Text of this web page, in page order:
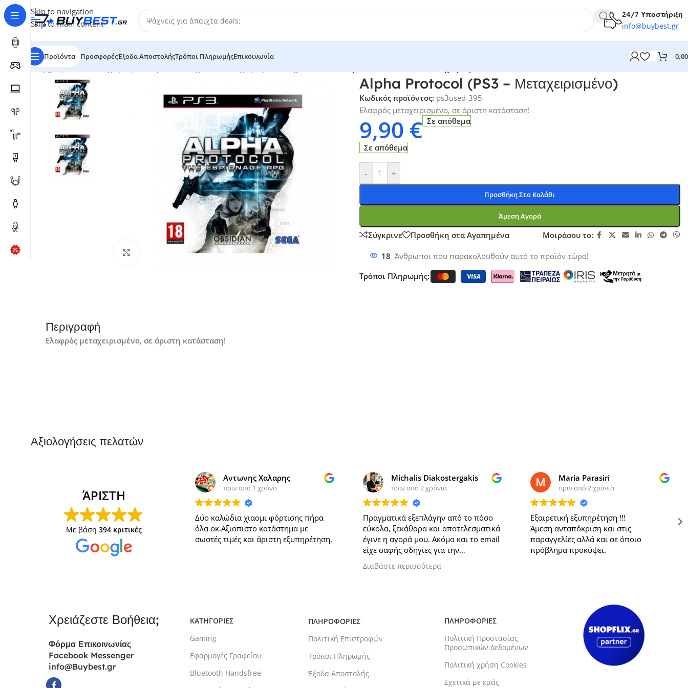
Skip to navigation
Skip to main content
24/7 Υποστήριξη
info@buybest.gr
Προϊόντα ΠροσφορέςΈξοδα ΑποστολήςΤρόποι ΠληρωμήςΕπικοινωνία
Αρχική σελίδα
Click to enlarge
Alpha Protocol (PS3 – Μεταχειρισμένο)
Κωδικός προϊόντος: ps3used-395
Ελαφρός μεταχειρισμένο, σε άριστη κατάσταση!
9,90 € Σε απόθεμα
Σε απόθεμα
- +
Προσθήκη Στο Καλάθι
Άμεση Αγορά
Σύγκρινε Προσθήκη στα Αγαπημένα Μοιράσου το:
18 Άνθρωποι που παρακολουθούν αυτό το προϊόν τώρα!
Τρόποι Πληρωμής:
Περιγραφή
Ελαφρός μεταχειρισμένο, σε άριστη κατάσταση!
Αξιολογήσεις πελατών
ΆΡΙΣΤΗ
Με βάση 394 κριτικές
Αντωνης Χαλαρης
πριν από 1 χρόνο
Δύο καλώδια χιαομι φόρτισης πήρα
όλα οκ.Αξιοπιστο κατάστημα με
σωστές τιμές και άριστη εξυπηρέτηση.
Michalis Diakostergakis
πριν από 2 χρόνια
Πραγματικά εξεπλάγην από το πόσο
εύκολα, ξεκάθαρα και αποτελεσματικά
έγινε η αγορά μου. Ακόμα και το email
είχε σαφής οδηγίες για την
ενεργοποίηση του προϊόντος μου. Αν
μπορώ να προτείνω κάτι από μεριάς
Διαβάστε περισσότερα
Maria Parasiri
πριν από 2 χρόνια
Εξαιρετική εξυπηρέτηση !!!
Άμεση ανταπόκριση και στις
παραγγελίες αλλά και σε όποιο
πρόβλημα προκύψει.
Χρειάζεστε Βοήθεια;
Φόρμα Επικοινωνίας
Facebook Messenger
info@Buybest.gr
ΚΑΤΗΓΟΡΙΕΣ
Gaming
Εφαρμογές Γραφείου
Bluetooth Handsfree
ΠΛΗΡΟΦΟΡΙΕΣ
Πολιτική Επιστροφών
Τρόποι Πληρωμής
Έξοδα Αποστολής
ΠΛΗΡΟΦΟΡΙΕΣ
Πολιτική Προστασίας
Προσωπικών Δεδομένων
Πολιτική χρήση Cookies
Σχετικά με εμάς